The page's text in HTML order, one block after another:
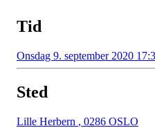
Tid
Onsdag 9. september 2020
Sted
Lille Herbern , 0286 OSLO